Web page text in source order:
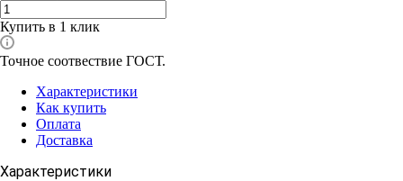
Купить в 1 клик
Точное соотвествие ГОСТ.
Характеристики
Как купить
Оплата
Доставка
Характеристики